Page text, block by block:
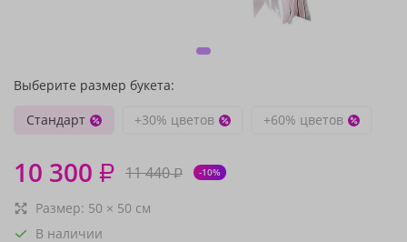
Выберите размер букета:
Стандарт
+30% цветов +60% цветов
10 300 ₽ 11 440₽ -10%
Размер: 50 × 50 см
В наличии